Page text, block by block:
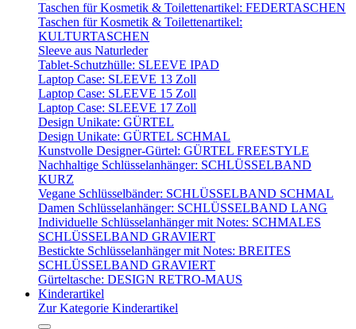
Taschen für Kosmetik & Toilettenartikel: FEDERTASCHEN
Taschen für Kosmetik & Toilettenartikel:
KULTURTASCHEN
Sleeve aus Naturleder
Tablet-Schutzhülle: SLEEVE IPAD
Laptop Case: SLEEVE 13 Zoll
Laptop Case: SLEEVE 15 Zoll
Laptop Case: SLEEVE 17 Zoll
Design Unikate: GÜRTEL
Design Unikate: GÜRTEL SCHMAL
Kunstvolle Designer-Gürtel: GÜRTEL FREESTYLE
Nachhaltige Schlüsselanhänger: SCHLÜSSELBAND
KURZ
Vegane Schlüsselbänder: SCHLÜSSELBAND SCHMAL
Damen Schlüsselanhänger: SCHLÜSSELBAND LANG
Individuelle Schlüsselanhänger mit Notes: SCHMALES
SCHLÜSSELBAND GRAVIERT
Bestickte Schlüsselanhänger mit Notes: BREITES
SCHLÜSSELBAND GRAVIERT
Gürteltasche: DESIGN RETRO-MAUS
Kinderartikel
Zur Kategorie Kinderartikel